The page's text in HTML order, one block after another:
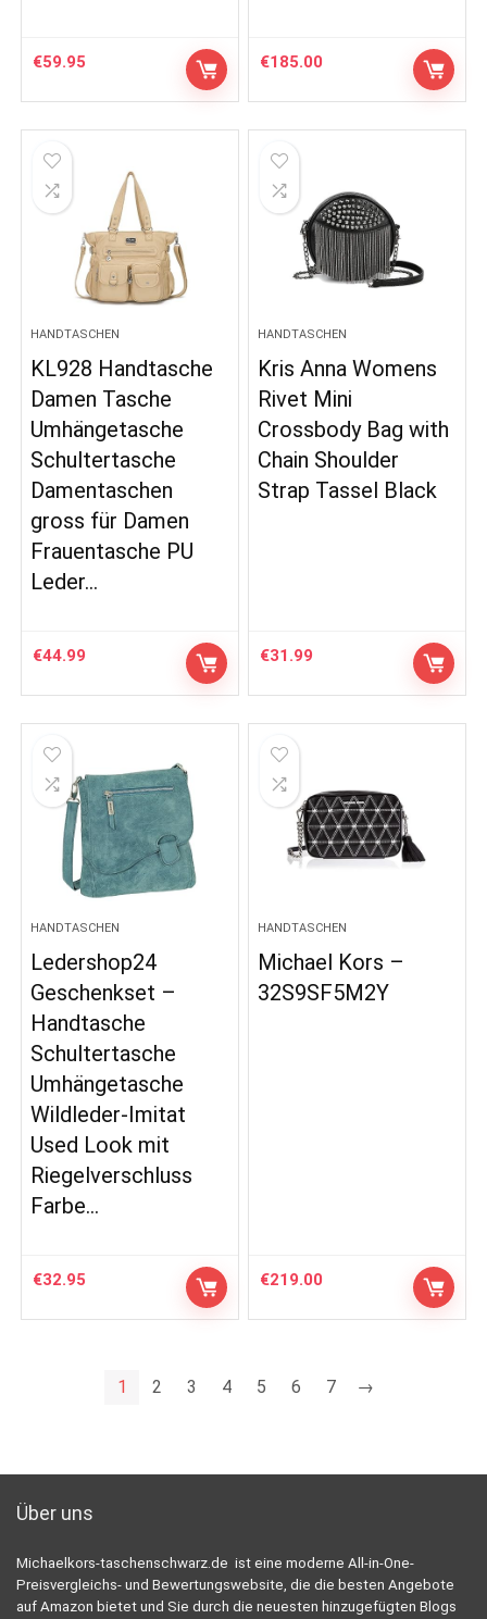
€59.95 €185.00
HANDTASCHEN
KL928 Handtasche
Damen Tasche
Umhängetasche
Schultertasche
Damentaschen
gross für Damen
Frauentasche PU
Leder…
€44.99
HANDTASCHEN
Kris Anna Womens
Rivet Mini
Crossbody Bag with
Chain Shoulder
Strap Tassel Black
€31.99
HANDTASCHEN
Ledershop24
Geschenkset –
Handtasche
Schultertasche
Umhängetasche
Wildleder-Imitat
Used Look mit
Riegelverschluss
Farbe…
€32.95
HANDTASCHEN
Michael Kors –
32S9SF5M2Y
€219.00
1 2 3 4 5 6 7 →
Über uns
Michaelkors-taschenschwarz.de ist eine moderne All-in-One-
Preisvergleichs- und Bewertungswebsite, die die besten Angebote
auf Amazon bietet und Sie durch die neuesten hinzugefügten Blogs